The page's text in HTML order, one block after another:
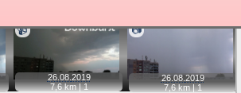
📹
26.08. 2019
7,6 km |1
📷
26.08.2019
7,6 km |1